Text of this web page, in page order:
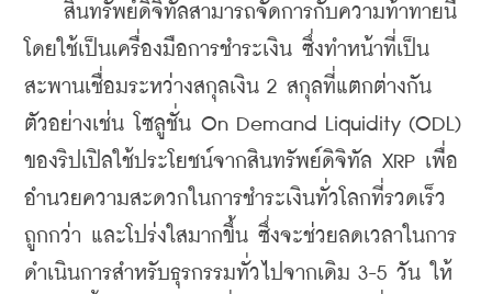
สินทรัพย์ดิจิทัลสามารถจัดการกับความท้าทายนี้
โดยใช้เป็นเครื่องมือการชำระเงิน ซึ่งทำหน้าที่เป็น
สะพานเชื่อมระหว่างสกุลเงิน 2 สกุลที่แตกต่างกัน
ตัวอย่างเช่น โซลูชั่น On Demand Liquidity (ODL)
ของริปเปิลใช้ประโยชน์จากสินทรัพย์ดิจิทัล XRP เพื่อ
อำนวยความสะดวกในการชำระเงินทั่วโลกที่รวดเร็ว
ถูกกว่า และโปร่งใสมากขึ้น ซึ่งจะช่วยลดเวลาในการ
ดำเนินการสำหรับธุรกรรมทั่วไปจากเดิม 3-5 วัน ให้